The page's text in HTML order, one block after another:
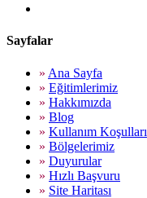
Sayfalar
» Ana Sayfa
» Eğitimlerimiz
» Hakkımızda
» Blog
» Kullanım Koşulları
» Bölgelerimiz
» Duyurular
» Hızlı Başvuru
» Site Haritası